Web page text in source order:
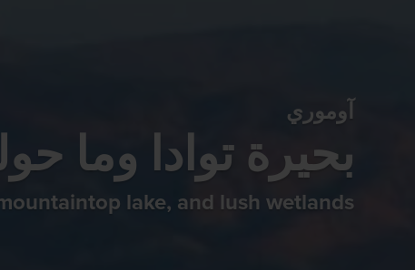
آوموري
بحيرة توادا وما
lake, and lush wetlands